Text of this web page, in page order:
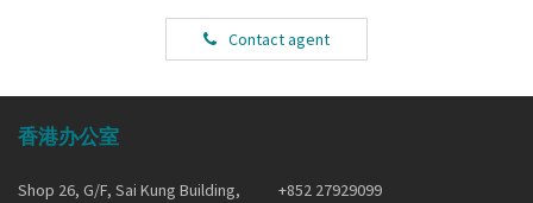
Contact agent
香港办公室
Shop 26, G/F, Sai Kung Building,
+852 27929099